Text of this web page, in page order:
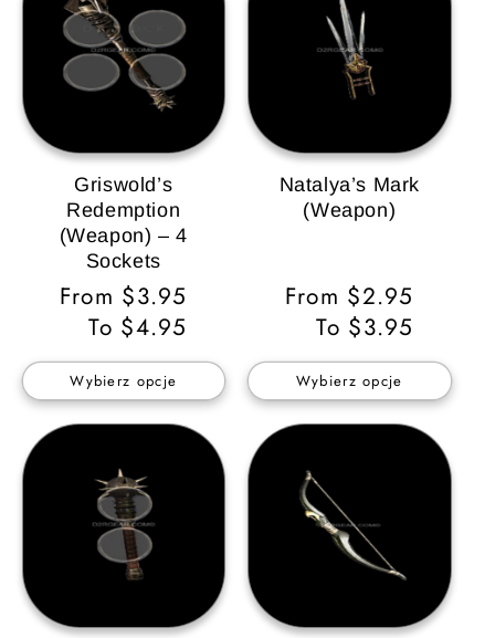
Griswold’s
Redemption
(Weapon) – 4
Sockets
Cena
regularna
From $3.95
To $4.95
Wybierz opcje
Natalya’s Mark
(Weapon)
Cena
regularna
From $2.95
To $3.95
Wybierz opcje